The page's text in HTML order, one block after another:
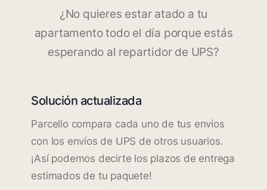
¿No quieres estar atado a tu
apartamento todo el día porque estás
esperando al repartidor de UPS?
Solución actualizada
Parcello compara cada uno de tus envíos
con los envíos de UPS de otros usuarios.
¡Así podemos decirte los plazos de entrega
estimados de tu paquete!